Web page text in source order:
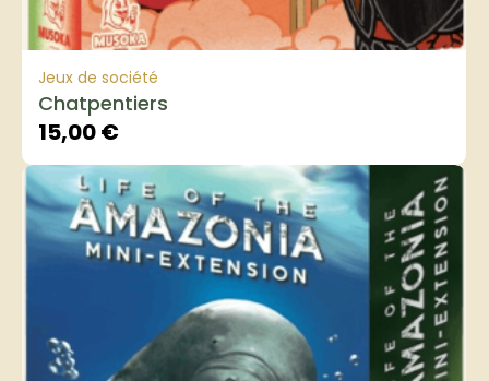
Jeux de société
Chatpentiers
15,00€